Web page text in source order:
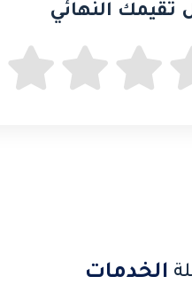
تقيمك النهائي
الخدمات